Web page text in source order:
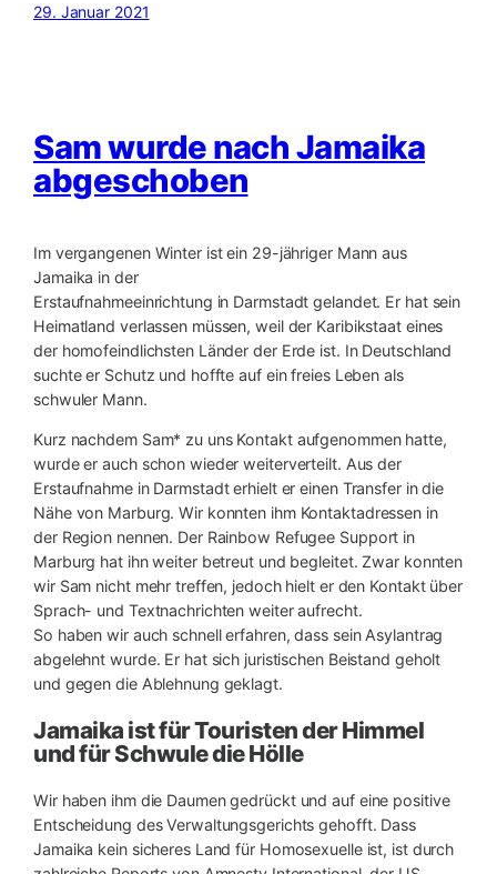
29. Januar 2021
Sam wurde nach Jamaika
abgeschoben
Im vergangenen Winter ist ein 29-jähriger Mann aus
Jamaika in der
Erstaufnahmeeinrichtung in Darmstadt gelandet. Er hat sein
Heimatland verlassen müssen, weil der Karibikstaat eines
der homofeindlichsten Länder der Erde ist. In Deutschland
suchte er Schutz und hoffte auf ein freies Leben als
schwuler Mann.
Kurz nachdem Sam* zu uns Kontakt aufgenommen hatte,
wurde er auch schon wieder weiterverteilt. Aus der
Erstaufnahme in Darmstadt erhielt er einen Transfer in die
Nähe von Marburg. Wir konnten ihm Kontaktadressen in
der Region nennen. Der Rainbow Refugee Support in
Marburg hat ihn weiter betreut und begleitet. Zwar konnten
wir Sam nicht mehr treffen, jedoch hielt er den Kontakt über
Sprach- und Textnachrichten weiter aufrecht.
So haben wir auch schnell erfahren, dass sein Asylantrag
abgelehnt wurde. Er hat sich juristischen Beistand geholt
und gegen die Ablehnung geklagt.
Jamaika ist für Touristen der Himmel
und für Schwule die Hölle
Wir haben ihm die Daumen gedrückt und auf eine positive
Entscheidung des Verwaltungsgerichts gehofft. Dass
Jamaika kein sicheres Land für Homosexuelle ist, ist durch